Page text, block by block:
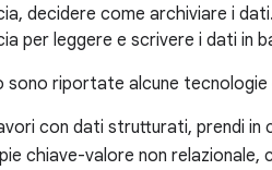
decidere come archiviare i
per leggere e scrivere i dati in
sono riportate alcune tecnologie
con dati strutturati, prendi in
chiave-valore non relazionale,